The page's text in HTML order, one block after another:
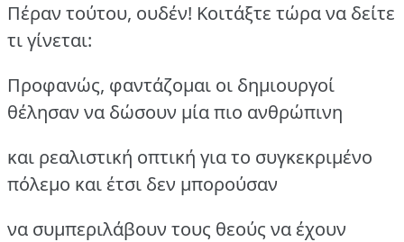
Πέραν τούτου, ουδέν! Κοιτάξτε τώρα να δείτε
τι γίνεται:
Προφανώς, φαντάζομαι οι δημιουργοί
θέλησαν να δώσουν μία πιο ανθρώπινη
και ρεαλιστική οπτική για το συγκεκριμένο
πόλεμο και έτσι δεν μπορούσαν
να συμπεριλάβουν τους θεούς να έχουν